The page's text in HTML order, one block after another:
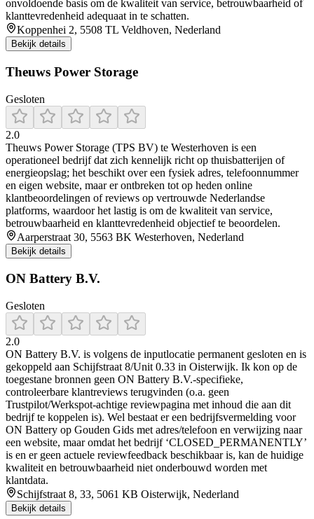
onvoldoende basis om de kwaliteit van service, betrouwbaarheid of
klanttevredenheid adequaat in te schatten.
Koppenhei 2, 5508 TL Veldhoven, Nederland
Bekijk details
Theuws Power Storage
Gesloten
2.0
Theuws Power Storage (TPS BV) te Westerhoven is een
operationeel bedrijf dat zich kennelijk richt op thuisbatterijen of
energieopslag; het beschikt over een fysiek adres, telefoonnummer
en eigen website, maar er ontbreken tot op heden online
klantbeoordelingen of reviews op vertrouwde Nederlandse
platforms, waardoor het lastig is om de kwaliteit van service,
betrouwbaarheid en klanttevredenheid objectief te beoordelen.
Aarperstraat 30, 5563 BK Westerhoven, Nederland
Bekijk details
ON Battery B.V.
Gesloten
2.0
ON Battery B.V. is volgens de inputlocatie permanent gesloten en is
gekoppeld aan Schijfstraat 8/Unit 0.33 in Oisterwijk. Ik kon op de
toegestane bronnen geen ON Battery B.V.-specifieke,
controleerbare klantreviews terugvinden (o.a. geen
Trustpilot/Werkspot-achtige reviewpagina met inhoud die aan dit
bedrijf te koppelen is). Wel bestaat er een bedrijfsvermelding voor
ON Battery op Gouden Gids met adres/telefoon en verwijzing naar
een website, maar omdat het bedrijf ‘CLOSED_PERMANENTLY’
is en er geen actuele reviewfeedback beschikbaar is, kan de huidige
kwaliteit en betrouwbaarheid niet onderbouwd worden met
klantdata.
Schijfstraat 8, 33, 5061 KB Oisterwijk, Nederland
Bekijk details